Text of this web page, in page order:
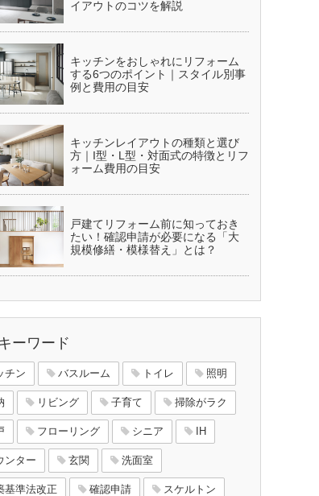
イアウトのコツを解説
キッチンをおしゃれにリフォーム
する6つのポイント｜スタイル別事
例と費用の目安
キッチンレイアウトの種類と選び
方｜I型・L型・対面式の特徴とリフ
ォーム費用の目安
戸建てリフォーム前に知っておき
たい！確認申請が必要になる「大
規模修繕・模様替え」とは？
ーワード
チン バスルーム トイレ 照明
リビング 子育て 掃除がラク
フローリング シニア IH
ンター 玄関 洗面室
基準法改正 確認申請 スケルトン